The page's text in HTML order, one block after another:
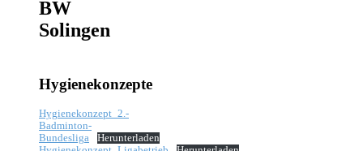
BW
Solingen
Hygienekonzepte
Hygienekonzept_2.-
Badminton-
Bundesliga
Herunterladen